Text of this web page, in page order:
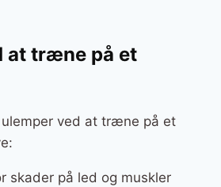
at træne på et
ulemper ved at træne på et
skader på led og muskler